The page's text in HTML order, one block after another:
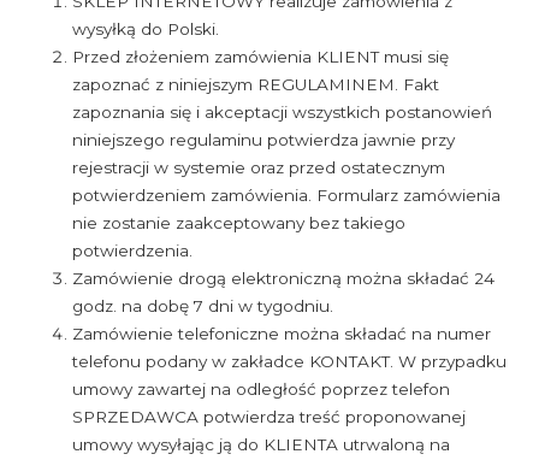
wysyłką do Polski.
Przed złożeniem zamówienia KLIENT musi się
zapoznać z niniejszym REGULAMINEM. Fakt
zapoznania się i akceptacji wszystkich postanowień
niniejszego regulaminu potwierdza jawnie przy
rejestracji w systemie oraz przed ostatecznym
potwierdzeniem zamówienia. Formularz zamówienia
nie zostanie zaakceptowany bez takiego
potwierdzenia.
Zamówienie drogą elektroniczną można składać 24
godz. na dobę 7 dni w tygodniu.
Zamówienie telefoniczne można składać na numer
telefonu podany w zakładce KONTAKT. W przypadku
umowy zawartej na odległość poprzez telefon
SPRZEDAWCA potwierdza treść proponowanej
umowy wysyłając ją do KLIENTA utrwaloną na